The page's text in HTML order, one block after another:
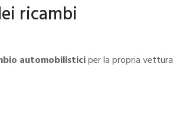
ricambi
automobilisticiper la propria vettura